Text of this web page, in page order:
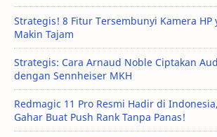
Strategis! 8 Fitur Tersembunyi Kamera HP
Makin Tajam
Strategis: Cara Arnaud Noble Ciptakan
dengan Sennheiser MKH
Redmagic 11 Pro Resmi Hadir di
Gahar Buat Push Rank Tanpa Panas!